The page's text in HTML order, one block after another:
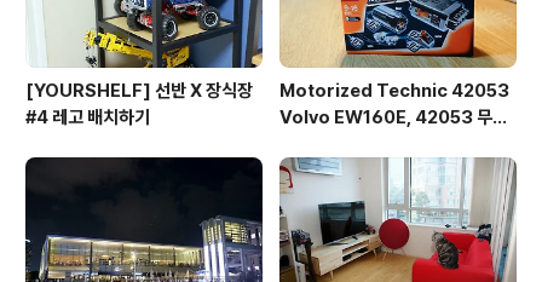
[YOURSHELF] 선반 X 장식장
#4 레고 배치하기
Motorized Technic 42053
Volvo EW160E, 42053 무선